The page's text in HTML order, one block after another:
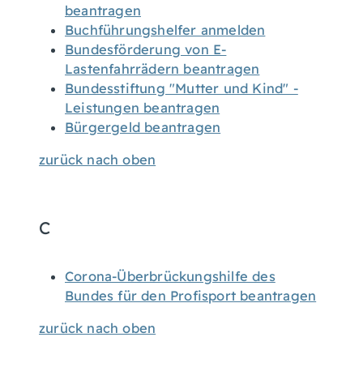
beantragen
Buchführungshelfer anmelden
Bundesförderung von E-
Lastenfahrrädern beantragen
Bundesstiftung "Mutter und Kind" -
Leistungen beantragen
Bürgergeld beantragen
zurück nach oben
C
Corona-Überbrückungshilfe des
Bundes für den Profisport beantragen
zurück nach oben